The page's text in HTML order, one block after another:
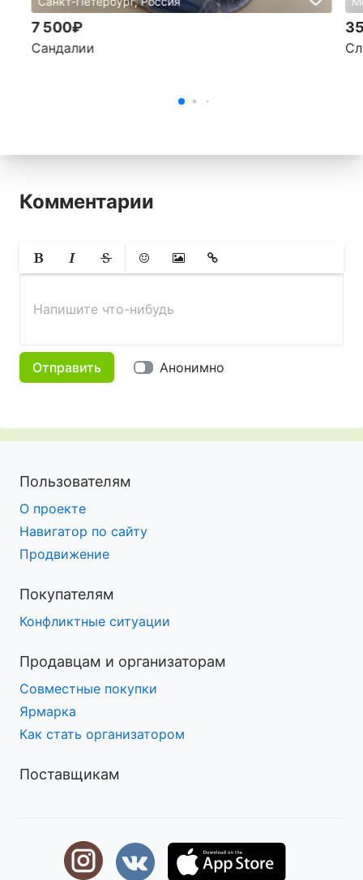
7 500₽
Сандалии
Комментарии
ЖирныйКурсивЗачеркнутый
СмайликиВставить изображение
Вставить ссылку
Напишите что-нибудь
Отправить Анонимно
Пользователям
О проекте
Навигатор по сайту
Продвижение
Покупателям
Конфликтные ситуации
Продавцам и организаторам
Совместные покупки
Ярмарка
Как стать организатором
Поставщикам